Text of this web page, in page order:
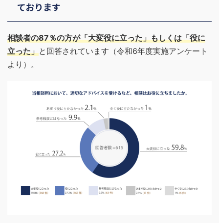
ております
相談者の87％の方が「大変役に立った」もしくは「役に
立った」と回答されています（令和6年度実施アンケート
より）。